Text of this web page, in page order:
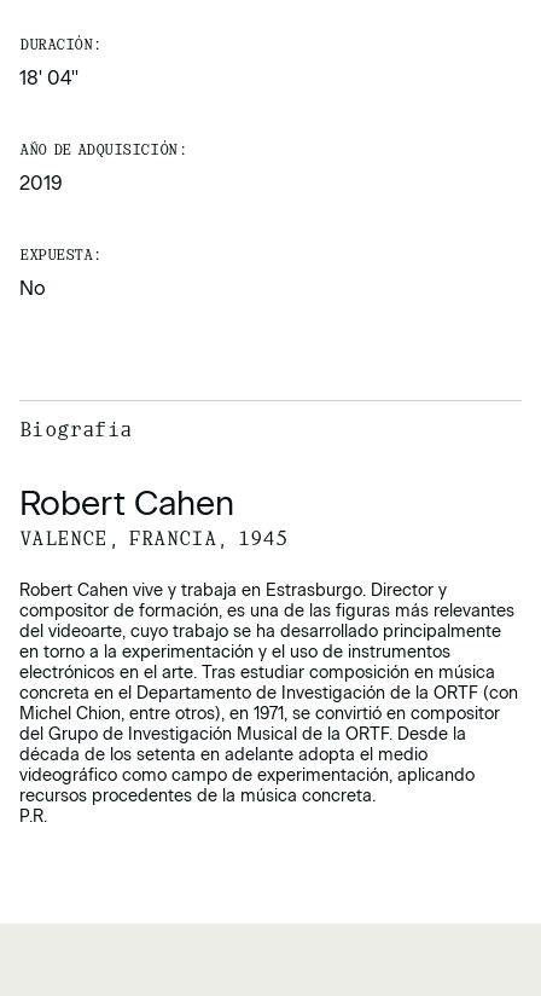
DURACIÓN:
18' 04''
AÑO DE ADQUISICIÓN:
2019
EXPUESTA:
No
Biografía
Robert Cahen
VALENCE, FRANCIA, 1945
Robert Cahen vive y trabaja en Estrasburgo. Director y
compositor de formación, es una de las figuras más relevantes
del videoarte, cuyo trabajo se ha desarrollado principalmente
en torno a la experimentación y el uso de instrumentos
electrónicos en el arte. Tras estudiar composición en música
concreta en el Departamento de Investigación de la ORTF (con
Michel Chion, entre otros), en 1971, se convirtió en compositor
del Grupo de Investigación Musical de la ORTF. Desde la
década de los setenta en adelante adopta el medio
videográfico como campo de experimentación, aplicando
recursos procedentes de la música concreta.
P.R.